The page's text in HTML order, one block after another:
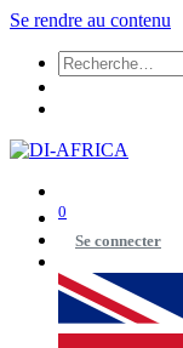
Se rendre au contenu
0
Se connecter